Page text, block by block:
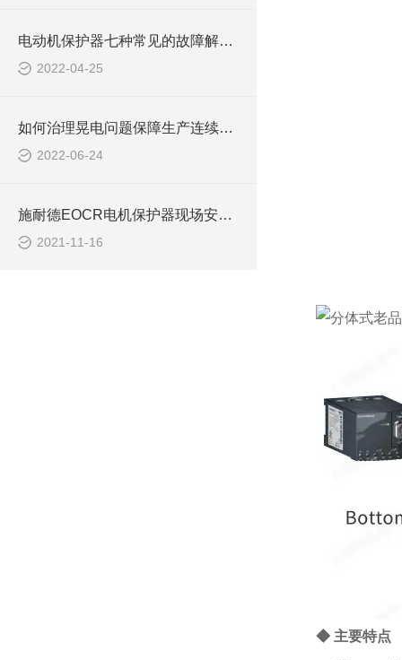
电动机保护器七种常见的故障解析EOCR3E420/TTL
2022-04-25
如何治理晃电问题保障生产连续运行E0CR-DHDB晃电启动功能
2022-06-24
施耐德EOCR电机保护器现场安装接线调试EOCRSS
2021-11-16
◆ 主要特点